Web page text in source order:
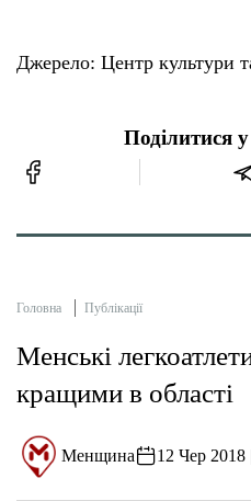
Джерело: Центр культури
Поділитися
Головна Публікації
Менські
кращими в області
Менщина 12 Чер 2018